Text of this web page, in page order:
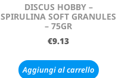
DISCUS HOBBY –
SPIRULINA SOFT GRANULES
– 75GR
€9.13
Aggiungi al carrello